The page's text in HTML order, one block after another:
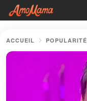
ACCUEIL POPULARITÉ